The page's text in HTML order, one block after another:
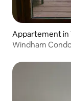
Appartement in
Windham